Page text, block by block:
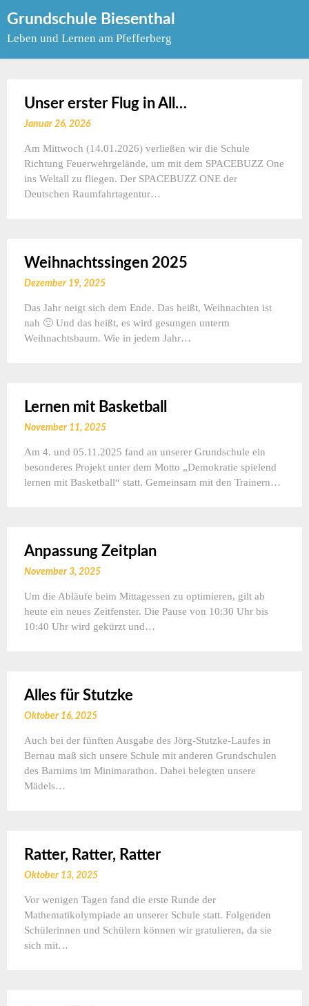
Grundschule Biesenthal
Leben und Lernen am Pfefferberg
Unser erster Flug in All…
Januar 26, 2026
Am Mittwoch (14.01.2026) verließen wir die Schule
Richtung Feuerwehrgelände, um mit dem SPACEBUZZ One
ins Weltall zu fliegen. Der SPACEBUZZ ONE der
Deutschen Raumfahrtagentur…
Weihnachtssingen 2025
Dezember 19, 2025
Das Jahr neigt sich dem Ende. Das heißt, Weihnachten ist
nah 🙂 Und das heißt, es wird gesungen unterm
Weihnachtsbaum. Wie in jedem Jahr…
Lernen mit Basketball
November 11, 2025
Am 4. und 05.11.2025 fand an unserer Grundschule ein
besonderes Projekt unter dem Motto „Demokratie spielend
lernen mit Basketball“ statt. Gemeinsam mit den Trainern…
Anpassung Zeitplan
November 3, 2025
Um die Abläufe beim Mittagessen zu optimieren, gilt ab
heute ein neues Zeitfenster. Die Pause von 10:30 Uhr bis
10:40 Uhr wird gekürzt und…
Alles für Stutzke
Oktober 16, 2025
Auch bei der fünften Ausgabe des Jörg-Stutzke-Laufes in
Bernau maß sich unsere Schule mit anderen Grundschulen
des Barnims im Minimarathon. Dabei belegten unsere
Mädels…
Ratter, Ratter, Ratter
Oktober 13, 2025
Vor wenigen Tagen fand die erste Runde der
Mathematikolympiade an unserer Schule statt. Folgenden
Schülerinnen und Schülern können wir gratulieren, da sie
sich mit…